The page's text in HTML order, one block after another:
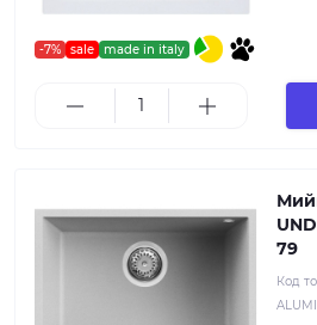
-7% sale made in italy
79
Код